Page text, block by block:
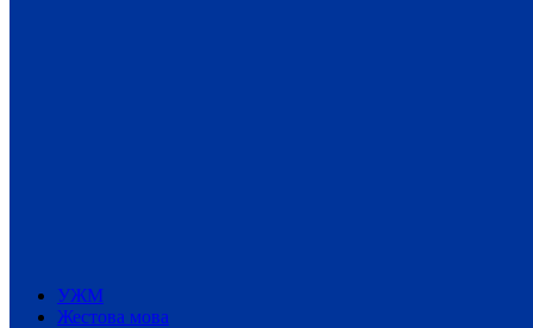
УЖМ
Жестова мова